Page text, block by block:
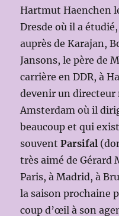
Hartmut Haenchen
Dresde où il a
auprès de Karajan,
Jansons, le père de
carrière en DDR, à
devenir un directeur
Amsterdam où il
beaucoup et qui
souventParsifal
très aimé de Gérard
Paris, à Madrid, à
la saison prochaine
coup d’œil à son